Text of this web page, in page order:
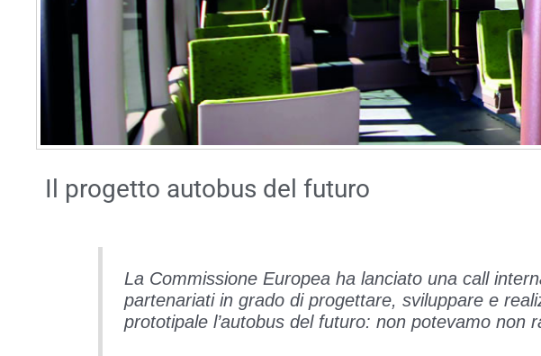
Il progetto autobus del futuro
La Commissione Europea ha lanciato una call
partenariati in grado di progettare, sviluppare e
prototipale l’autobus del futuro: non potevamo non